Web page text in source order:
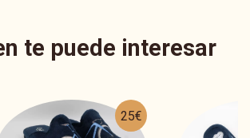
te puede interesar
25€